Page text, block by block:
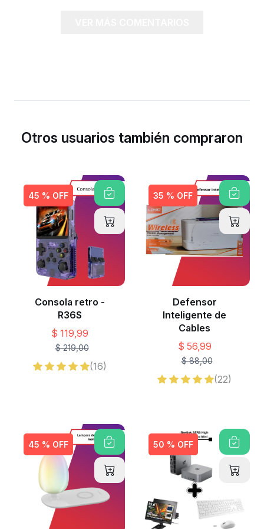
Otros usuarios también compraron
45 % OFF
Consola retro -
R36S
$ 119,99
$ 219,00
(16)
35 % OFF
Defensor
Inteligente de
Cables
$ 56,99
$ 88,00
(22)
45 % OFF 50 % OFF